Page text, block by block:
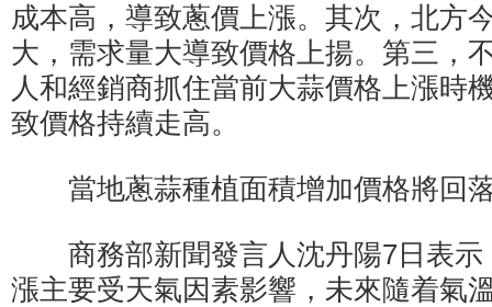
成本高，導致蔥價上漲。其次，北方
大，需求量大導致價格上揚。第三，
人和經銷商抓住當前大蒜價格上漲時
致價格持續走高。
當地蔥蒜種植面積增加價格將回
商務部新聞發言人沈丹陽7日表示
漲主要受天氣因素影響，未來隨着氣